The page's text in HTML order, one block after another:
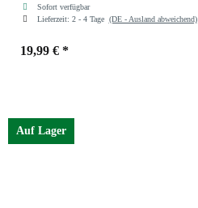
Sofort verfügbar
Lieferzeit: 2 - 4 Tage (DE - Ausland abweichend)
19,99 € *
Auf Lager